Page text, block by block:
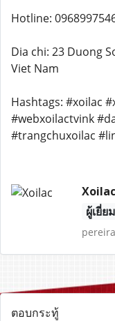
Hotline:
Dia chi: 23 Duong
Viet Nam
Hashtags: #xoilac
#webxoilactvink
#trangchuxoilac
Xoilac
ผู้เยี่ย
ตอบกระทู้